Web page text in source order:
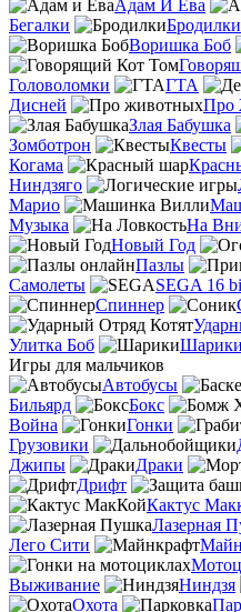
Адам И Ева
Бегалки
Бродилки
Воришка Боб
Головоломки
ГТА
Дисней
Про
Злая Бабушка
Зомботрон
Квесты
Когама
Ниндзяго
Марио
Музыка
На
Новый Год
Пазлы
Самолеты
SEGA 16
Спиннер
Улитка Боб
Шарики
Игры для мальчиков
Автобусы
Бильярд
Бокс
Война
Гонки
Грузовики
Джипы
Драки
Дрифт
Кактус
Лазерная
Лего Сити
Выживание
Ниндзя
Охота